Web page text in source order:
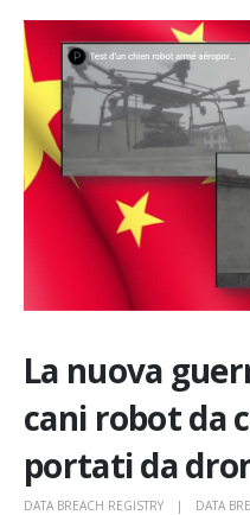
La nuova
cani robot da
portati da
DATA BREACH REGISTRY
DATA